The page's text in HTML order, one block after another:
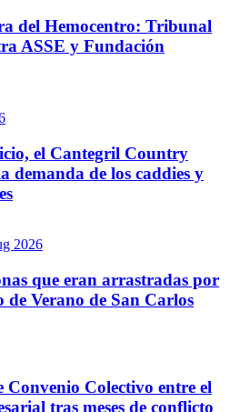
del Hemocentro: Tribunal
ASSE y Fundación
el Cantegril Country
demanda de los caddies y
2026
que eran arrastradas por
de Verano de San Carlos
Convenio Colectivo entre el
tras meses de conflicto